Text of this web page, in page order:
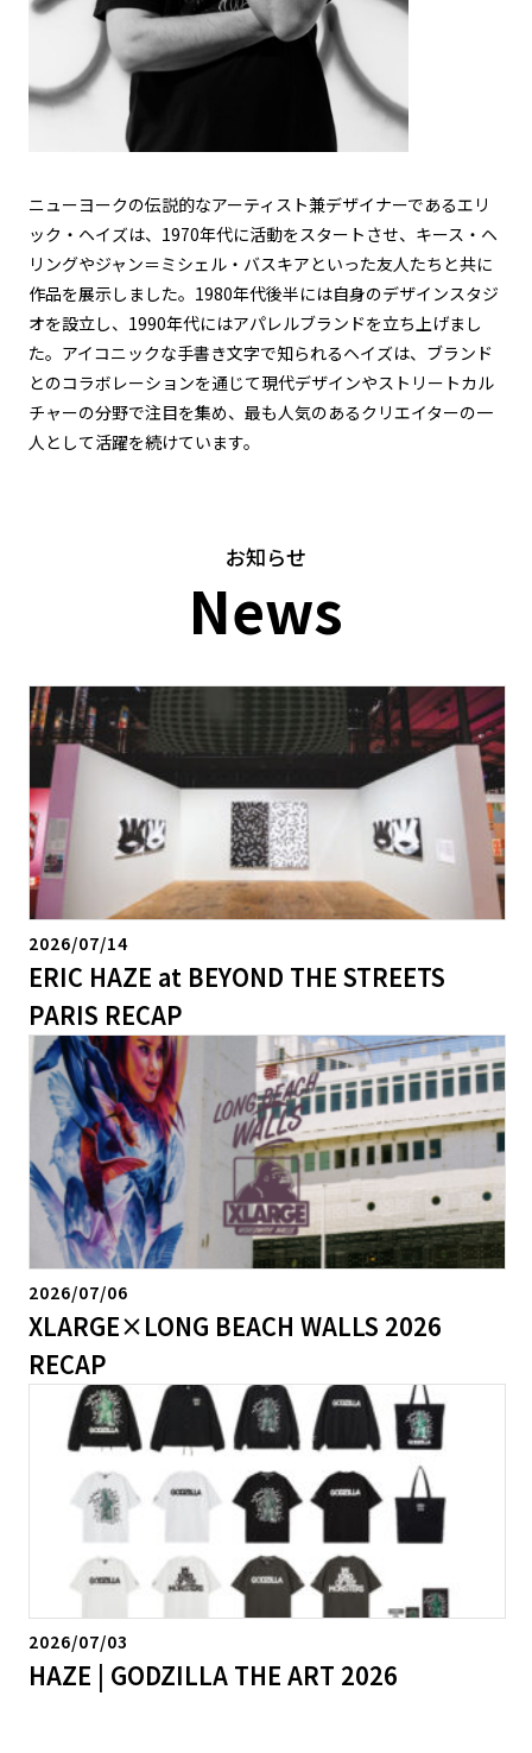
ニューヨークの伝説的なアーティスト兼デザイナーであるエリ
ック・ヘイズは、1970年代に活動をスタートさせ、キース・ヘ
リングやジャン＝ミシェル・バスキアといった友人たちと共に
作品を展示しました。1980年代後半には自身のデザインスタジ
オを設立し、1990年代にはアパレルブランドを立ち上げまし
た。アイコニックな手書き文字で知られるヘイズは、ブランド
とのコラボレーションを通じて現代デザインやストリートカル
チャーの分野で注目を集め、最も人気のあるクリエイターの一
人として活躍を続けています。
お知らせ
News
2026/07/14
ERIC HAZE at BEYOND THE STREETS
PARIS RECAP
2026/07/06
XLARGE×LONG BEACH WALLS 2026
RECAP
2026/07/03
HAZE | GODZILLA THE ART 2026